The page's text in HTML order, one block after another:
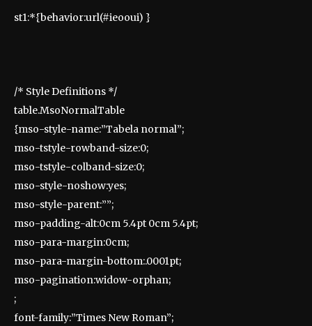
st1:*{behavior:url(#ieooui) }
/* Style Definitions */
table.MsoNormalTable
{mso-style-name:”Tabela normal”;
mso-tstyle-rowband-size:0;
mso-tstyle-colband-size:0;
mso-style-noshow:yes;
mso-style-parent:””;
mso-padding-alt:0cm 5.4pt 0cm 5.4pt;
mso-para-margin:0cm;
mso-para-margin-bottom:.0001pt;
mso-pagination:widow-orphan;
;
font-family:”Times New Roman”;